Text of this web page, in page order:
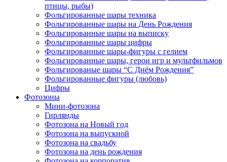
птицы, рыбы)
Фольгированные шары техника
Фольгированные шары на День Рождения
Фольгированные шары на выписку
Фольгированные шары цифры
Фольгированные шары-фигуры с гелием
Фольгированные шары, герои игр и мультфильмов
Фольгированые шары “С Днём Рождения”
Фольгированные фигуры (любовь)
Цифры
Фотозоны
Мини-фотозона
Гирлянды
Фотозона на Новый год
Фотозона на выпускной
Фотозона на свадьбу
Фотозона на день рождения